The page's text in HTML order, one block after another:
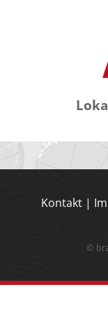
Kontakt |
©